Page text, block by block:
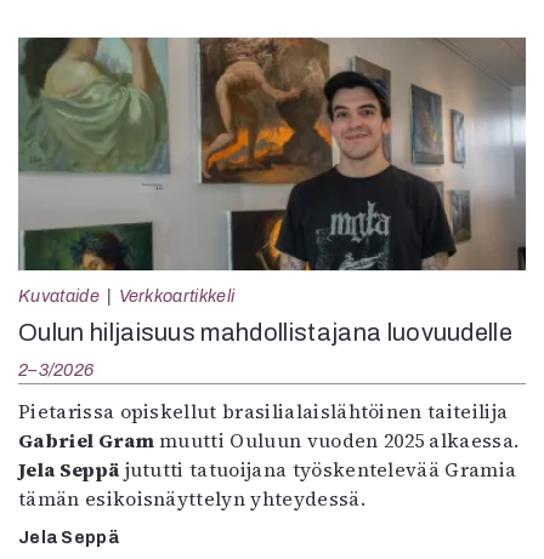
Kuvataide Verkkoartikkeli
Oulun hiljaisuus mahdollistajana luovuudelle
2–3/2026
Pietarissa opiskellut brasilialaislähtöinen taiteilija
Gabriel Grammuutti Ouluun vuoden 2025 alkaessa.
Jela Seppä jututti tatuoijana työskentelevää Gramia
tämän esikoisnäyttelyn yhteydessä.
Jela Seppä